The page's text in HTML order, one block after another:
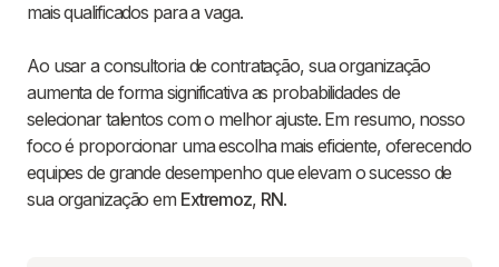
mais qualificados para a vaga.
Ao usar a consultoria de contratação, sua organização
aumenta de forma significativa as probabilidades de
selecionar talentos com o melhor ajuste. Em resumo, nosso
foco é proporcionar uma escolha mais eficiente, oferecendo
equipes de grande desempenho que elevam o sucesso de
sua organização em Extremoz, RN.